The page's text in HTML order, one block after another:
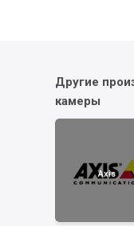
Другие
камеры
Axis